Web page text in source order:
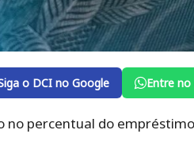
o DCI no Google Entre
percentual do